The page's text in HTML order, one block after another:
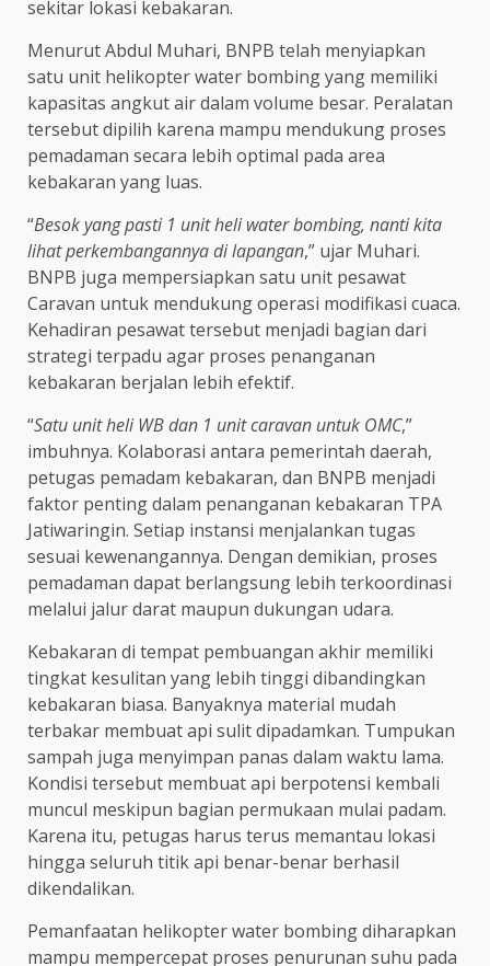
sekitar lokasi kebakaran.
Menurut Abdul Muhari, BNPB telah menyiapkan
satu unit helikopter water bombing yang memiliki
kapasitas angkut air dalam volume besar. Peralatan
tersebut dipilih karena mampu mendukung proses
pemadaman secara lebih optimal pada area
kebakaran yang luas.
“Besok yang pasti 1 unit heli water bombing, nanti kita
lihat perkembangannya di lapangan,” ujar Muhari.
BNPB juga mempersiapkan satu unit pesawat
Caravan untuk mendukung operasi modifikasi cuaca.
Kehadiran pesawat tersebut menjadi bagian dari
strategi terpadu agar proses penanganan
kebakaran berjalan lebih efektif.
“Satu unit heli WB dan 1 unit caravan untuk OMC,”
imbuhnya. Kolaborasi antara pemerintah daerah,
petugas pemadam kebakaran, dan BNPB menjadi
faktor penting dalam penanganan kebakaran TPA
Jatiwaringin. Setiap instansi menjalankan tugas
sesuai kewenangannya. Dengan demikian, proses
pemadaman dapat berlangsung lebih terkoordinasi
melalui jalur darat maupun dukungan udara.
Kebakaran di tempat pembuangan akhir memiliki
tingkat kesulitan yang lebih tinggi dibandingkan
kebakaran biasa. Banyaknya material mudah
terbakar membuat api sulit dipadamkan. Tumpukan
sampah juga menyimpan panas dalam waktu lama.
Kondisi tersebut membuat api berpotensi kembali
muncul meskipun bagian permukaan mulai padam.
Karena itu, petugas harus terus memantau lokasi
hingga seluruh titik api benar-benar berhasil
dikendalikan.
Pemanfaatan helikopter water bombing diharapkan
mampu mempercepat proses penurunan suhu pada